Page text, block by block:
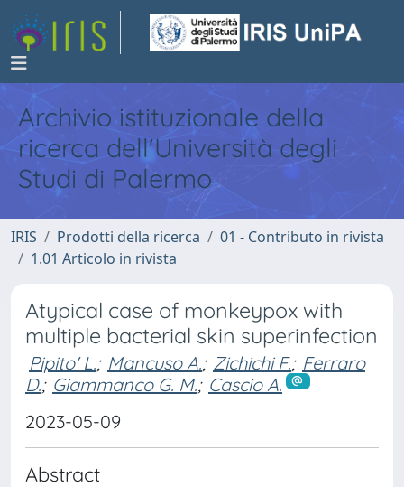
Archivio istituzionale della
ricerca dell'Università degli
Studi di Palermo
IRIS Prodotti della ricerca
01 - Contributo in rivista
1.01 Articolo in rivista
Atypical case of monkeypox with
multiple bacterial skin superinfection
Pipito' L.; Mancuso A.; Zichichi F.; Ferraro
D.; Giammanco G. M.; Cascio A.
2023-05-09
Abstract